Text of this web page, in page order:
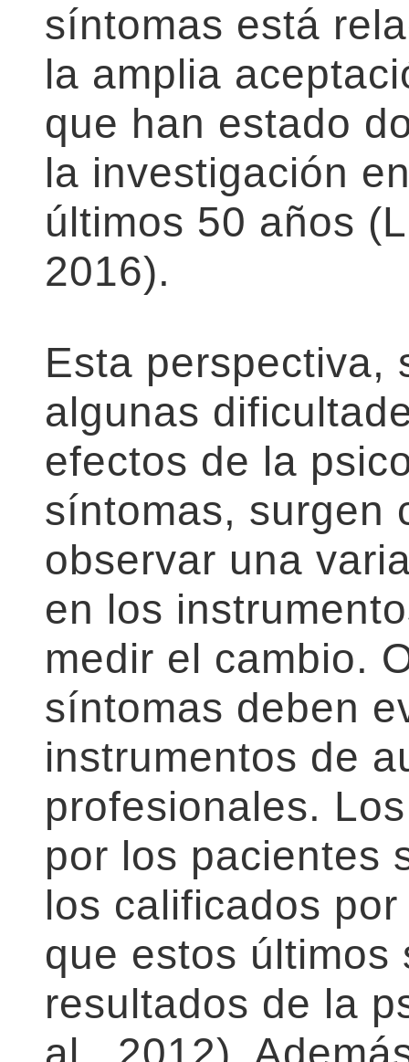
síntomas está
la amplia
que han estado
la investigación
últimos 50 años
2016).
Esta perspectiva,
algunas
efectos de la
síntomas, surgen
observar una
en los
medir el cambio.
síntomas deben
instrumentos de
profesionales.
por los pacientes
los calificados
que estos últimos
resultados de la